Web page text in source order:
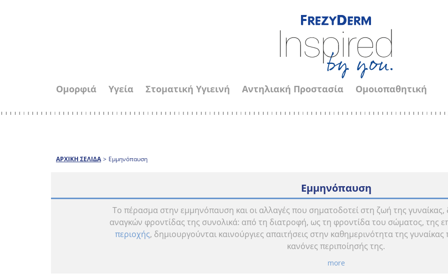
Ομορφιά Υγεία Στοματική Υγιεινή Αντηλιακή Προστασία Ομοιοπαθητική
ΑΡΧΙΚΗ ΣΕΛΙΔΑ > Εμμηνόπαυση
Εμμηνόπαυση
Το πέρασμα στην εμμηνόπαυση και οι αλλαγές που σηματοδοτεί στη ζωή της γυναίκας,
αναγκών φροντίδας της συνολικά: από τη διατροφή, ως τη φροντίδα του σώματος, της
περιοχής, δημιουργούνται καινούργιες απαιτήσεις στην καθημερινότητα της
κανόνες περιποίησής της.
more